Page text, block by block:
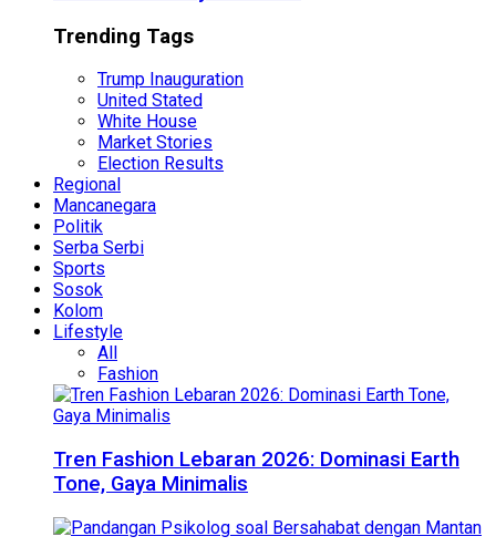
Trending Tags
Trump Inauguration
United Stated
White House
Market Stories
Election Results
Regional
Mancanegara
Politik
Serba Serbi
Sports
Sosok
Kolom
Lifestyle
All
Fashion
Tren Fashion Lebaran 2026: Dominasi Earth
Tone, Gaya Minimalis